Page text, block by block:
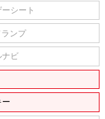
シート
ンプ
ナビ
ー